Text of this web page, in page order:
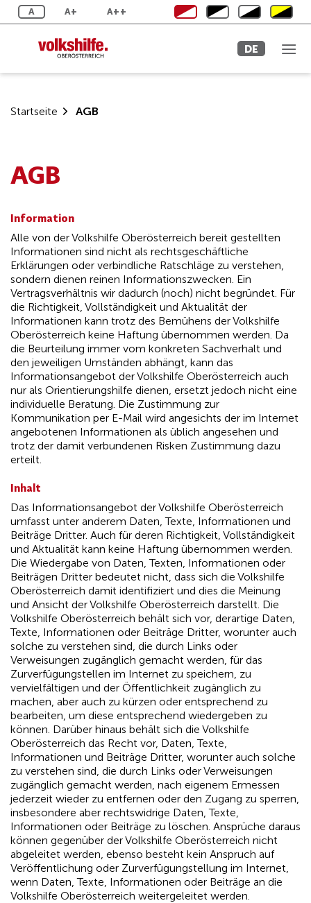
Zum
Inhalt
A A+ A++
DE
Startseite AGB
AGB
Information
Alle von der Volkshilfe Oberösterreich bereit gestellten
Informationen sind nicht als rechtsgeschäftliche
Erklärungen oder verbindliche Ratschläge zu verstehen,
sondern dienen reinen Informationszwecken. Ein
Vertragsverhältnis wir dadurch (noch) nicht begründet. Für
die Richtigkeit, Vollständigkeit und Aktualität der
Informationen kann trotz des Bemühens der Volkshilfe
Oberösterreich keine Haftung übernommen werden. Da
die Beurteilung immer vom konkreten Sachverhalt und
den jeweiligen Umständen abhängt, kann das
Informationsangebot der Volkshilfe Oberösterreich auch
nur als Orientierungshilfe dienen, ersetzt jedoch nicht eine
individuelle Beratung. Die Zustimmung zur
Kommunikation per E-Mail wird angesichts der im Internet
angebotenen Informationen als üblich angesehen und
trotz der damit verbundenen Risken Zustimmung dazu
erteilt.
Inhalt
Das Informationsangebot der Volkshilfe Oberösterreich
umfasst unter anderem Daten, Texte, Informationen und
Beiträge Dritter. Auch für deren Richtigkeit, Vollständigkeit
und Aktualität kann keine Haftung übernommen werden.
Die Wiedergabe von Daten, Texten, Informationen oder
Beiträgen Dritter bedeutet nicht, dass sich die Volkshilfe
Oberösterreich damit identifiziert und dies die Meinung
und Ansicht der Volkshilfe Oberösterreich darstellt. Die
Volkshilfe Oberösterreich behält sich vor, derartige Daten,
Texte, Informationen oder Beiträge Dritter, worunter auch
solche zu verstehen sind, die durch Links oder
Verweisungen zugänglich gemacht werden, für das
Zurverfügungstellen im Internet zu speichern, zu
vervielfältigen und der Öffentlichkeit zugänglich zu
machen, aber auch zu kürzen oder entsprechend zu
bearbeiten, um diese entsprechend wiedergeben zu
können. Darüber hinaus behält sich die Volkshilfe
Oberösterreich das Recht vor, Daten, Texte,
Informationen und Beiträge Dritter, worunter auch solche
zu verstehen sind, die durch Links oder Verweisungen
zugänglich gemacht werden, nach eigenem Ermessen
jederzeit wieder zu entfernen oder den Zugang zu sperren,
insbesondere aber rechtswidrige Daten, Texte,
Informationen oder Beiträge zu löschen. Ansprüche daraus
können gegenüber der Volkshilfe Oberösterreich nicht
abgeleitet werden, ebenso besteht kein Anspruch auf
Veröffentlichung oder Zurverfügungstellung im Internet,
wenn Daten, Texte, Informationen oder Beiträge an die
Volkshilfe Oberösterreich weitergeleitet werden.